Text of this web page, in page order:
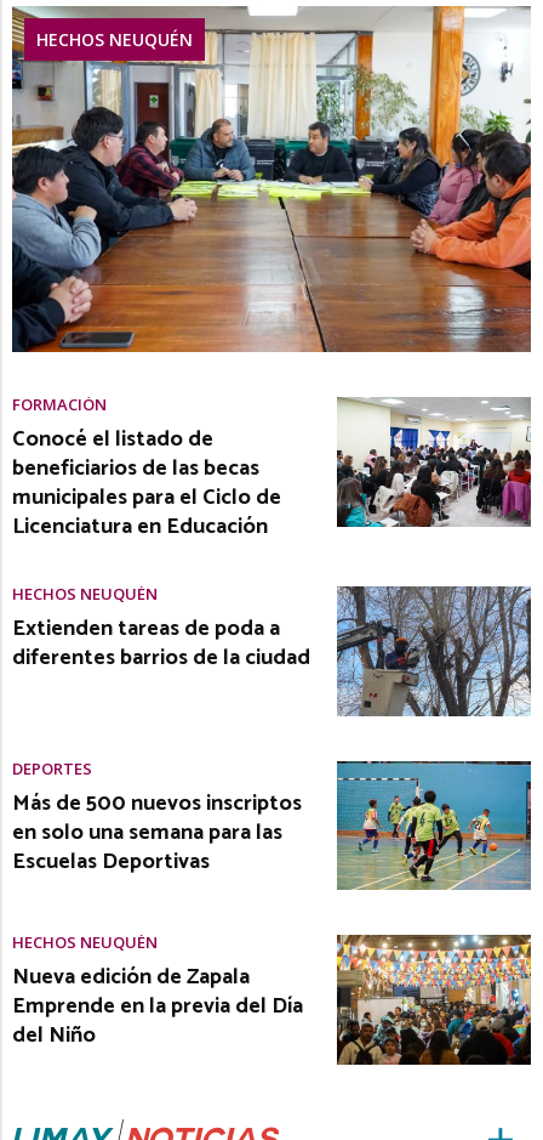
HECHOS NEUQUÉN
FORMACIÓN
Conocé el listado de
beneficiarios de las becas
municipales para el Ciclo de
Licenciatura en Educación
HECHOS NEUQUÉN
Extienden tareas de poda a
diferentes barrios de la ciudad
DEPORTES
Más de 500 nuevos inscriptos
en solo una semana para las
Escuelas Deportivas
HECHOS NEUQUÉN
Nueva edición de Zapala
Emprende en la previa del Día
del Niño